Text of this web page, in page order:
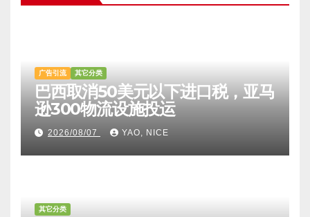
广告引流 其它分类
巴西取消50美元以下进口税，亚马
逊300物流设施投运
2026/08/07 YAO, NICE
其它分类